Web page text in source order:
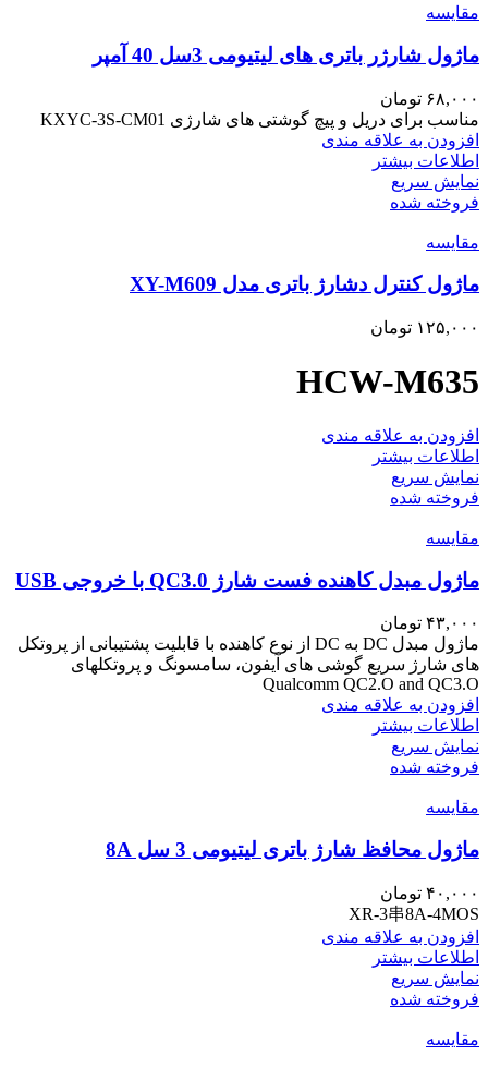
مقايسه
ماژول شارژر باتری های لیتیومی 3سل 40 آمپر
۶۸,۰۰۰ تومان
مناسب برای دریل و پیچ گوشتی های شارژی KXYC-3S-CM01
افزودن به علاقه مندی
اطلاعات بیشتر
نمایش سریع
فروخته شده
مقايسه
ماژول کنترل دشارژ باتری مدل XY-M609
۱۲۵,۰۰۰ تومان
HCW-M635
افزودن به علاقه مندی
اطلاعات بیشتر
نمایش سریع
فروخته شده
مقايسه
ماژول مبدل کاهنده فست شارژ QC3.0 با خروجی USB
۴۳,۰۰۰ تومان
ماژول مبدل DC به DC از نوع کاهنده با قابلیت پشتیبانی از پروتکل
های شارژ سریع گوشی های آیفون، سامسونگ و پروتکلهای
Qualcomm QC2.O and QC3.O
افزودن به علاقه مندی
اطلاعات بیشتر
نمایش سریع
فروخته شده
مقايسه
ماژول محافظ شارژ باتری لیتیومی 3 سل 8A
۴۰,۰۰۰ تومان
XR-3串8A-4MOS
افزودن به علاقه مندی
اطلاعات بیشتر
نمایش سریع
فروخته شده
مقايسه